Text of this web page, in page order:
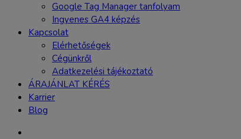
Google Tag Manager tanfolyam
Ingyenes GA4 képzés
Kapcsolat
Elérhetőségek
Cégünkről
Adatkezelési tájékoztató
ÁRAJÁNLAT KÉRÉS
Karrier
Blog